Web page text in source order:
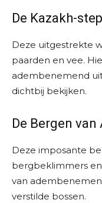
De Kazakh-
Deze uitgestrekte
paarden en vee.
adembenemend
dichtbij bekijken.
De Bergen van
Deze imposante
bergbeklimmers
van
verstilde bossen.